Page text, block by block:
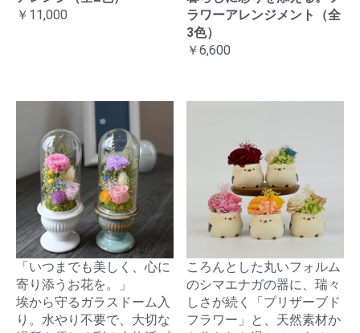
￥11,000
ラワーアレンジメント（全
3色）
￥6,600
「いつまでも美しく、心に
寄り添うお花を。」
埃から守るガラスドーム入
り。水やり不要で、大切な
ころんとした丸いフォルム
のシマエナガの器に、瑞々
しさが続く「プリザーブド
フラワー」と、天然素材か